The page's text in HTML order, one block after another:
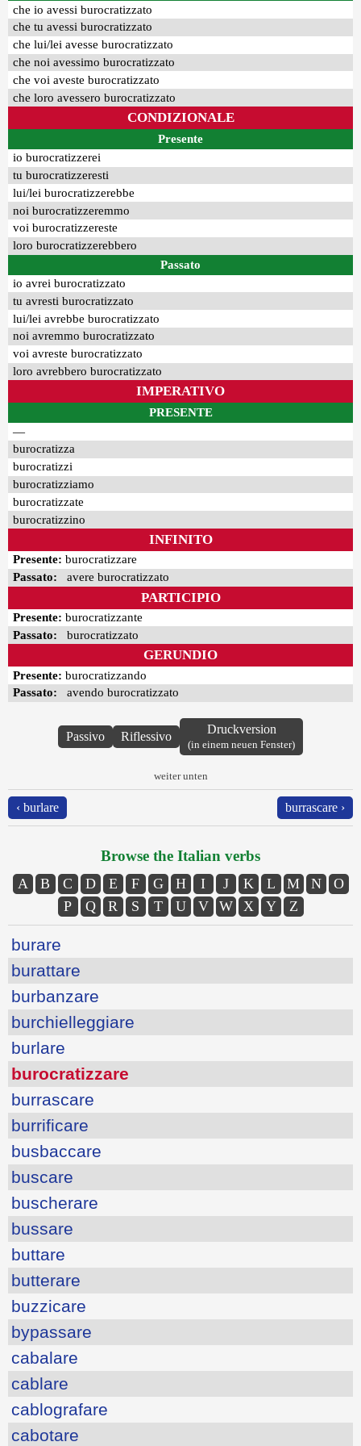
che io avessi burocratizzato
che tu avessi burocratizzato
che lui/lei avesse burocratizzato
che noi avessimo burocratizzato
che voi aveste burocratizzato
che loro avessero burocratizzato
CONDIZIONALE
Presente
io burocratizzerei
tu burocratizzeresti
lui/lei burocratizzerebbe
noi burocratizzeremmo
voi burocratizzereste
loro burocratizzerebbero
Passato
io avrei burocratizzato
tu avresti burocratizzato
lui/lei avrebbe burocratizzato
noi avremmo burocratizzato
voi avreste burocratizzato
loro avrebbero burocratizzato
IMPERATIVO
PRESENTE
—
burocratizza
burocratizzi
burocratizziamo
burocratizzate
burocratizzino
INFINITO
Presente: burocratizzare
Passato: avere burocratizzato
PARTICIPIO
Presente: burocratizzante
Passato: burocratizzato
GERUNDIO
Presente: burocratizzando
Passato: avendo burocratizzato
Passivo Riflessivo
Druckversion
(in einem neuen Fenster)
weiter unten
‹ burlare burrascare ›
Browse the Italian verbs
A B C D E F G H I J K L M N
O
P
Q R S T U V W X Y Z
burare
burattare
burbanzare
burchielleggiare
burlare
burocratizzare
burrascare
burrificare
busbaccare
buscare
buscherare
bussare
buttare
butterare
buzzicare
bypassare
cabalare
cablare
cablografare
cabotare